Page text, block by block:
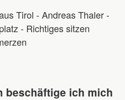
Tirol - Andreas Thaler -
- Richtiges sitzen
beschäftige ich mich